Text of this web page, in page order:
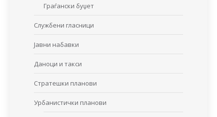
Граѓански буџет
Службени гласници
Јавни набавки
Даноци и такси
Стратешки планови
Урбанистички планови